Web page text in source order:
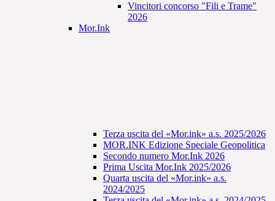
Vincitori concorso "Fili e Trame"
2026
Mor.Ink
Terza uscita del «Mor.ink» a.s. 2025/2026
MOR.INK Edizione Speciale Geopolitica
Secondo numero Mor.Ink 2026
Prima Uscita Mor.Ink 2025/2026
Quarta uscita del «Mor.ink» a.s.
2024/2025